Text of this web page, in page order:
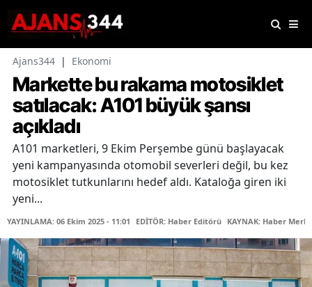
Ajans344 | Ekonomi
Markette bu rakama motosiklet
satılacak: A101 büyük şansı
açıkladı
A101 marketleri, 9 Ekim Perşembe günü başlayacak
yeni kampanyasında otomobil severleri değil, bu kez
motosiklet tutkunlarını hedef aldı. Kataloğa giren iki
yeni...
YAYINLAMA: 06 Ekim 2025 - 11:01 EDİTÖR: Haber Editörü KAYNAK: Haber